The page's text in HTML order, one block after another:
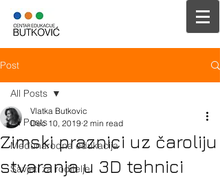
Post
All Posts
Međunarodna edukacija
Savjeti za roditelje
All Posts
Zimski praznici uz čaroliju
stvaranja u 3D tehnici
Vlatka Butkovic
Dec 10, 2019 2 min read